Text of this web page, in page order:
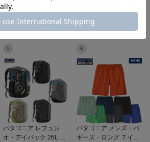
トまとめ買い
パタゴニア フーディ
ニ・ジャケット PATAG
ONIA MS HOUDINI JKT
¥13,558(税込)
オン クラウドスウィフ
ト アンプ On Cloudswif
t Amp
¥25,300(税込)
5
パタゴニア レフュジ
オ・デイパック 26L PA
6
パタゴニア メンズ・バ
ギーズ・ロング ７イン